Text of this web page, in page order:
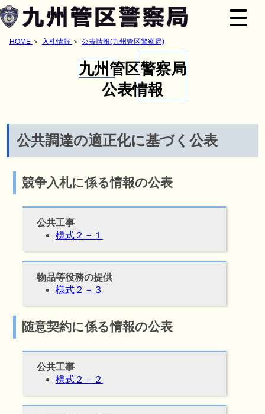
HOME 入札情報 公表情報(九州管区警察局)
九州管区警察局
公表情報
公共調達の適正化に基づく公表
競争入札に係る情報の公表
公共工事
様式２－１
物品等役務の提供
様式２－３
随意契約に係る情報の公表
公共工事
様式２－２